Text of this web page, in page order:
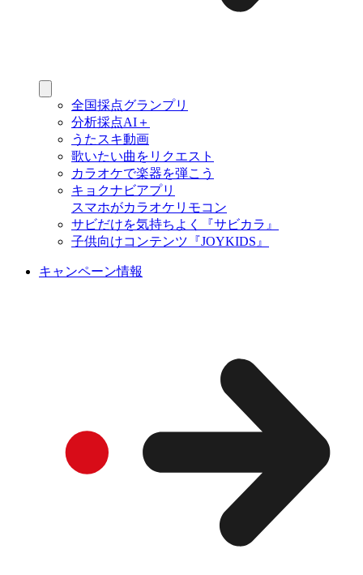
全国採点グランプリ
分析採点AI＋
うたスキ動画
歌いたい曲をリクエスト
カラオケで楽器を弾こう
キョクナビアプリ
スマホがカラオケリモコン
サビだけを気持ちよく『サビカラ』
子供向けコンテンツ『JOYKIDS』
キャンペーン情報